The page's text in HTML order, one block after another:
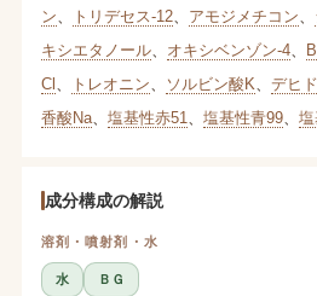
ン
トリデセス-12、 アモジメチコン
キシエタノール、 オキシベンゾン-4、
Cl
トレオニン ソルビン酸K デヒ
香酸Na、 塩基性赤51 塩基性青99、
成分構成の解説
溶剤・噴射剤・水
水
ＢＧ